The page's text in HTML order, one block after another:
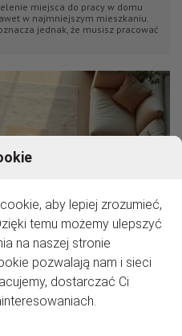
miejsca do pracy w domu
w najmniejszym mieszkaniu.
jednak, że musisz pracować
salonu? Przewodnik po
dla początkujących
aby lepiej zrozumieć,
temu możemy ulepszyć
na naszej stronie
pozwalają nam i sieci
dostarczać Ci